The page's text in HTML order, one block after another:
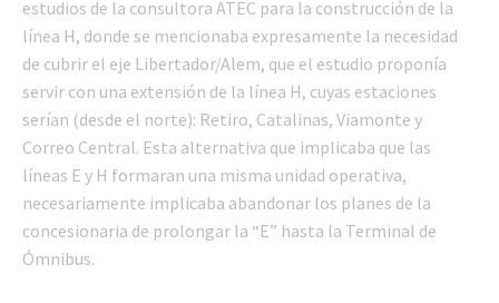
estudios de la consultora ATEC para la construcción de la
línea H, donde se mencionaba expresamente la necesidad
de cubrir el eje Libertador/Alem, que el estudio proponía
servir con una extensión de la línea H, cuyas estaciones
serían (desde el norte): Retiro, Catalinas, Viamonte y
Correo Central. Esta alternativa que implicaba que las
líneas E y H formaran una misma unidad operativa,
necesariamente implicaba abandonar los planes de la
concesionaria de prolongar la “E” hasta la Terminal de
Ómnibus.